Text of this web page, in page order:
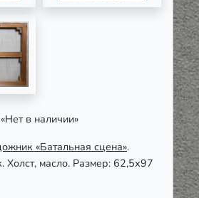
«Нет в наличии»
«Батальная сцена».
Холст, масло. Размер: 62,5х97